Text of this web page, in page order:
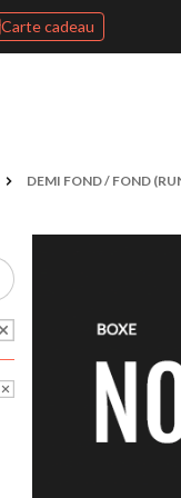
Carte cadeau
DEMI FOND / FOND